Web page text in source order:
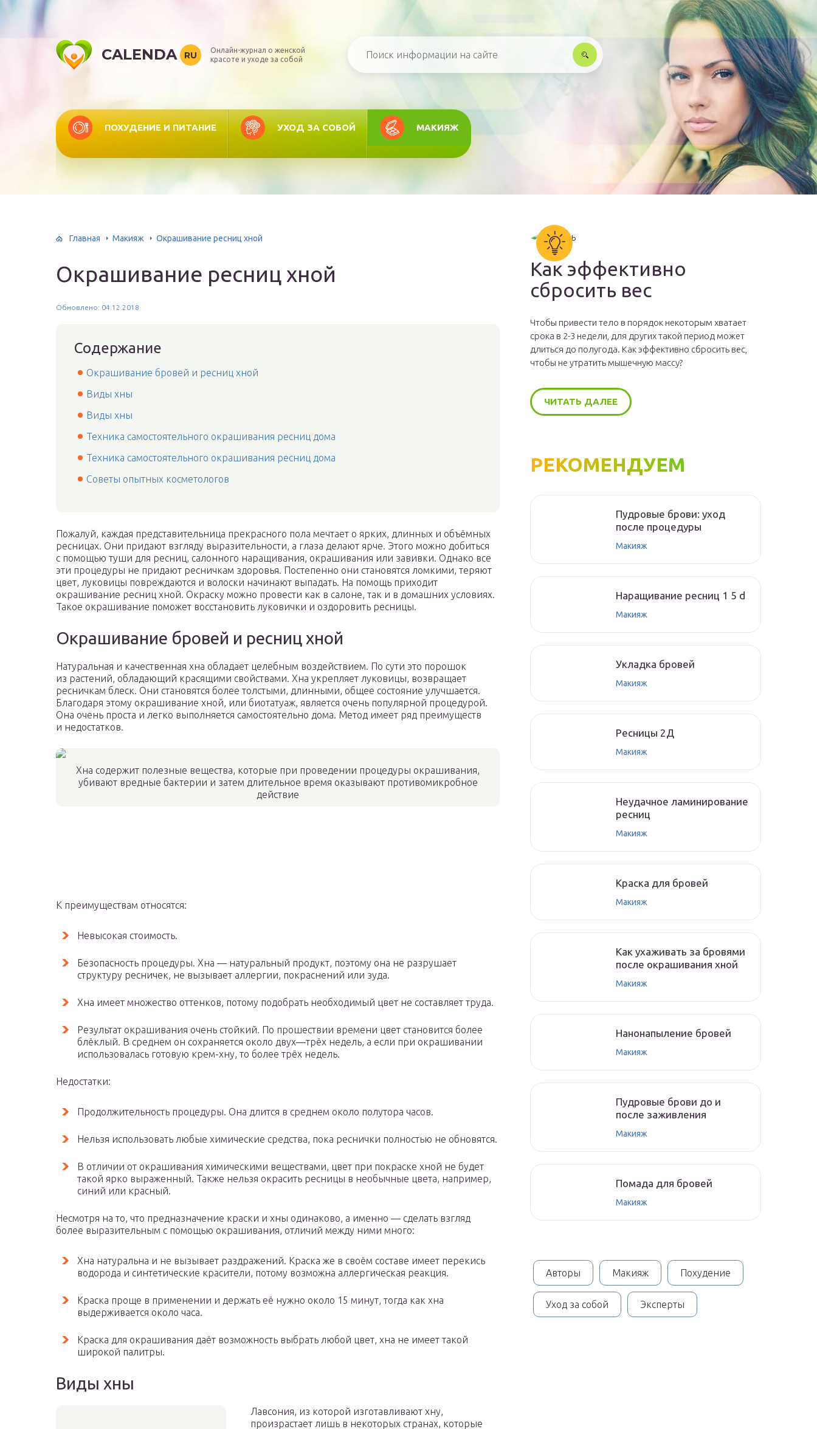
CALENDA RU
Онлайн-журнал о женской
красоте и уходе за собой
ПОХУДЕНИЕ И ПИТАНИЕ УХОД ЗА СОБОЙ МАКИЯЖ
Главная Макияж Окрашивание ресниц хной
Окрашивание ресниц хной
Обновлено: 04.12.2018
Содержание
Окрашивание бровей и ресниц хной
Виды хны
Виды хны
Техника самостоятельного окрашивания ресниц дома
Техника самостоятельного окрашивания ресниц дома
Советы опытных косметологов
Пожалуй, каждая представительница прекрасного пола мечтает о ярких, длинных и объёмных
ресницах. Они придают взгляду выразительности, а глаза делают ярче. Этого можно добиться
с помощью туши для ресниц, салонного наращивания, окрашивания или завивки. Однако все
эти процедуры не придают ресничкам здоровья. Постепенно они становятся ломкими, теряют
цвет, луковицы повреждаются и волоски начинают выпадать. На помощь приходит
окрашивание ресниц хной. Окраску можно провести как в салоне, так и в домашних условиях.
Такое окрашивание поможет восстановить луковички и оздоровить ресницы.
Окрашивание бровей и ресниц хной
Натуральная и качественная хна обладает целебным воздействием. По сути это порошок
из растений, обладающий красящими свойствами. Хна укрепляет луковицы, возвращает
ресничкам блеск. Они становятся более толстыми, длинными, общее состояние улучшается.
Благодаря этому окрашивание хной, или биотатуаж, является очень популярной процедурой.
Она очень проста и легко выполняется самостоятельно дома. Метод имеет ряд преимуществ
и недостатков.
Хна содержит полезные вещества, которые при проведении процедуры окрашивания,
убивают вредные бактерии и затем длительное время оказывают противомикробное
действие
К преимуществам относятся:
Невысокая стоимость.
Безопасность процедуры. Хна — натуральный продукт, поэтому она не разрушает
структуру ресничек, не вызывает аллергии, покраснений или зуда.
Хна имеет множество оттенков, потому подобрать необходимый цвет не составляет труда.
Результат окрашивания очень стойкий. По прошествии времени цвет становится более
блёклый. В среднем он сохраняется около двух—трёх недель, а если при окрашивании
использовалась готовую крем-хну, то более трёх недель.
Недостатки:
Продолжительность процедуры. Она длится в среднем около полутора часов.
Нельзя использовать любые химические средства, пока реснички полностью не обновятся.
В отличии от окрашивания химическими веществами, цвет при покраске хной не будет
такой ярко выраженный. Также нельзя окрасить ресницы в необычные цвета, например,
синий или красный.
Несмотря на то, что предназначение краски и хны одинаково, а именно — сделать взгляд
более выразительным с помощью окрашивания, отличий между ними много:
Хна натуральна и не вызывает раздражений. Краска же в своём составе имеет перекись
водорода и синтетические красители, потому возможна аллергическая реакция.
Краска проще в применении и держать её нужно около 15 минут, тогда как хна
выдерживается около часа.
Краска для окрашивания даёт возможность выбрать любой цвет, хна не имеет такой
широкой палитры.
Виды хны
Лавсония, из которой изготавливают хну,
произрастает лишь в некоторых странах, которые
Как эффективно
сбросить вес
Чтобы привести тело в порядок некоторым хватает
срока в 2-3 недели, для других такой период может
длиться до полугода. Как эффективно сбросить вес,
чтобы не утратить мышечную массу?
ЧИТАТЬ ДАЛЕЕ
РЕКОМЕНДУЕМ
Пудровые брови: уход
после процедуры
Макияж
Наращивание ресниц 1 5 d
Макияж
Укладка бровей
Макияж
Ресницы 2Д
Макияж
Неудачное ламинирование
ресниц
Макияж
Краска для бровей
Макияж
Как ухаживать за бровями
после окрашивания хной
Макияж
Нанонапыление бровей
Макияж
Пудровые брови до и
после заживления
Макияж
Помада для бровей
Макияж
Авторы Макияж Похудение
Уход за собой Эксперты